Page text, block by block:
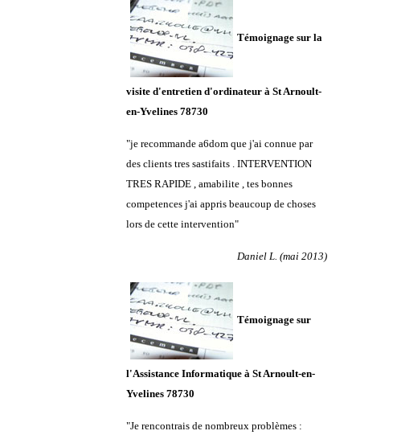
Témoignage sur la
visite d'entretien d'ordinateur à St Arnoult-
en-Yvelines 78730
"je recommande a6dom que j'ai connue par
des clients tres sastifaits . INTERVENTION
TRES RAPIDE , amabilite , tes bonnes
competences j'ai appris beaucoup de choses
lors de cette intervention"
Daniel L. (mai 2013)
Témoignage sur
l'Assistance Informatique à St Arnoult-en-
Yvelines 78730
"Je rencontrais de nombreux problèmes :